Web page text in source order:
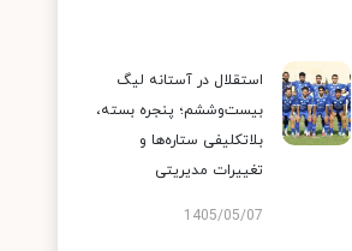
استقلال در آستانه لیگ
بیست‌وششم؛ پنجره بسته،
بلاتکلیفی ستاره‌ها و
تغییرات مدیریتی
1405/05/07